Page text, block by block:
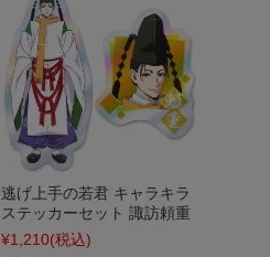
逃げ上手の若君 キャラキラ
ステッカーセット 諏訪頼重
¥1,210(税込)